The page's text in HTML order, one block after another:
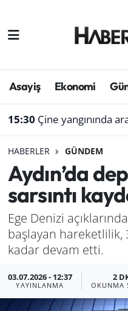
Asayiş Ekonomi
15:30 Çine yangınında aracıyla
HABERLER GÜNDEM
Aydın’da
sarsıntı
Ege Denizi
başlayan hareketlilik,
kadar devam etti.
03.07.2026 - 12:37
YAYINLANMA
2
OKUNMA
Afyonkarahisar
Çevre
Genel
Haber
Izmir
Manisa
Aydın Hava
Süper Lig Puan
Son Dakika
Haber Arşivi